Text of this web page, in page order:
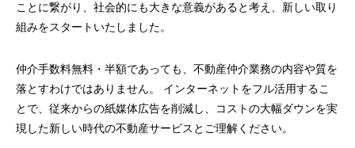
ことに繋がり、社会的にも大きな意義があると考え、新しい取り
組みをスタートいたしました。
仲介手数料無料・半額であっても、不動産仲介業務の内容や質を
落とすわけではありません。 インターネットをフル活用するこ
とで、従来からの紙媒体広告を削減し、コストの大幅ダウンを実
現した新しい時代の不動産サービスとご理解ください。